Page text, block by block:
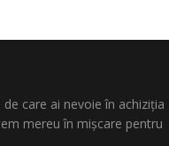
care ai nevoie în achiziția
mereu în mișcare pentru